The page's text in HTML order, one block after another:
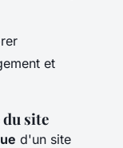
et
site
d'un site